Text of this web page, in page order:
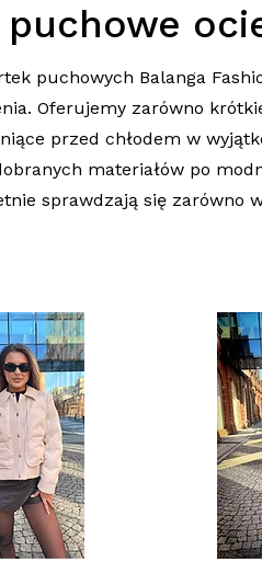
puchowych Balanga
Oferujemy zarówno
przed chłodem w
materiałów po
sprawdzają się zarówno